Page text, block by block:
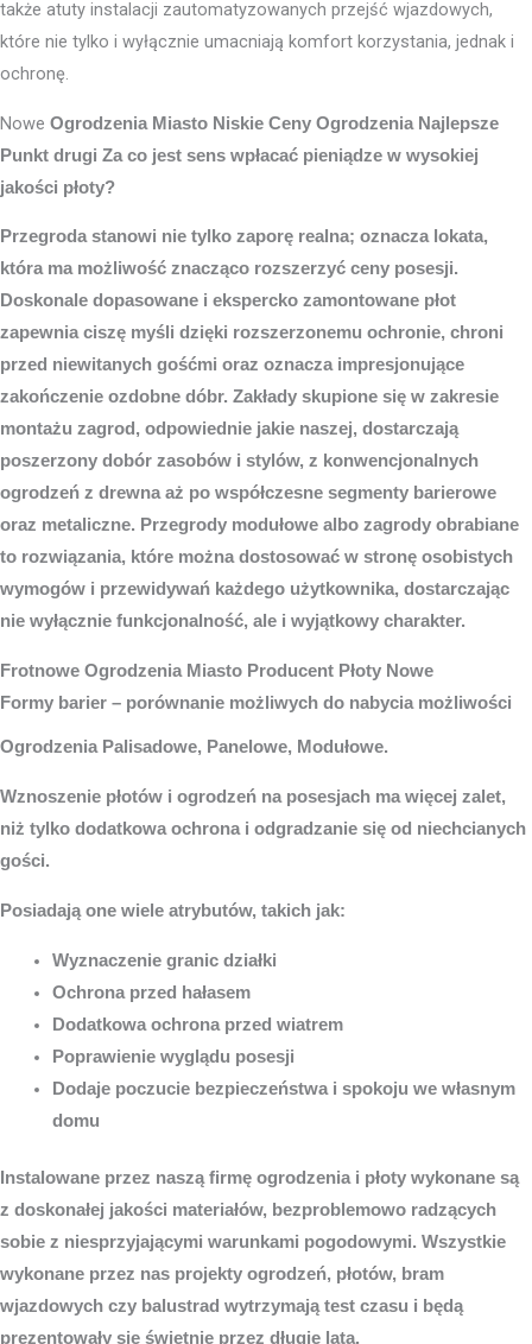
także atuty instalacji zautomatyzowanych przejść wjazdowych,
które nie tylko i wyłącznie umacniają komfort korzystania, jednak i
ochronę.
Nowe Ogrodzenia Miasto Niskie Ceny Ogrodzenia Najlepsze
Punkt drugi Za co jest sens wpłacać pieniądze w wysokiej
jakości płoty?
Przegroda stanowi nie tylko zaporę realna; oznacza lokata,
która ma możliwość znacząco rozszerzyć ceny posesji.
Doskonale dopasowane i ekspercko zamontowane płot
zapewnia ciszę myśli dzięki rozszerzonemu ochronie, chroni
przed niewitanych gośćmi oraz oznacza impresjonujące
zakończenie ozdobne dóbr. Zakłady skupione się w zakresie
montażu zagrod, odpowiednie jakie naszej, dostarczają
poszerzony dobór zasobów i stylów, z konwencjonalnych
ogrodzeń z drewna aż po współczesne segmenty barierowe
oraz metaliczne. Przegrody modułowe albo zagrody obrabiane
to rozwiązania, które można dostosować w stronę osobistych
wymogów i przewidywań każdego użytkownika, dostarczając
nie wyłącznie funkcjonalność, ale i wyjątkowy charakter.
Frotnowe Ogrodzenia Miasto Producent Płoty Nowe
Formy barier – porównanie możliwych do nabycia możliwości
Ogrodzenia Palisadowe, Panelowe, Modułowe.
Wznoszenie płotów i ogrodzeń na posesjach ma więcej zalet,
niż tylko dodatkowa ochrona i odgradzanie się od niechcianych
gości.
Posiadają one wiele atrybutów, takich jak:
Wyznaczenie granic działki
Ochrona przed hałasem
Dodatkowa ochrona przed wiatrem
Poprawienie wyglądu posesji
Dodaje poczucie bezpieczeństwa i spokoju we własnym
domu
Instalowane przez naszą firmę ogrodzenia i płoty wykonane są
z doskonałej jakości materiałów, bezproblemowo radzących
sobie z niesprzyjającymi warunkami pogodowymi. Wszystkie
wykonane przez nas projekty ogrodzeń, płotów, bram
wjazdowych czy balustrad wytrzymają test czasu i będą
prezentowały się świetnie przez długie lata.